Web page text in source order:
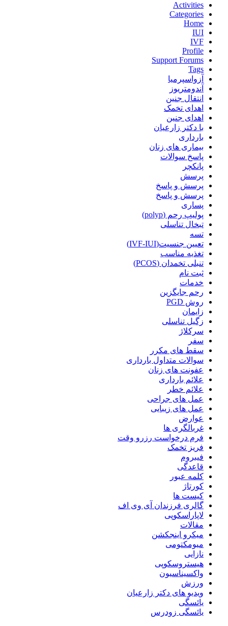
Activities
Categories
Home
IUI
IVF
Profile
Support Forums
Tags
آزواسپرمیا
آندومتریوز
انتقال جنین
اهدای تخمک
اهدای جنین
با دکتر زارعیان
بارداری
بیماری های زنان
پاسخ سوالات
پانکچر
پرسش
پرسش و پاسخ
پرسش و پاسخ
پساری
پولیپ رحم (polyp)
تبخال تناسلی
تسه
تعیین جنسیت(IVF-IUI)
تغذیه مناسب
تنبلی تخمدان (PCOS)
ثبت نام
خدمات
رحم جایگزین
روش PGD
زایمان
زگیل تناسلی
سرکلاژ
سفر
سقط های مکرر
سوالات متداول بارداری
عفونت های زنان
علائم بارداری
علائم خطر
عمل های جراحی
عمل های زیبایی
عوارض
غربالگری ها
فرم درخواست رزرو وقت
فریز تخمک
فیبروم
قاعدگی
کلمه عبور
کورتاژ
کیست ها
گالری فرزندان آی وی اف
لاپاراسکوپی
مقالات
میکرو اینجکشن
میومکتومی
نازایی
هیستروسکوپی
واکسیناسیون
ورزش
ویدیو های دکتر زارعیان
یائسگی
یائسگی زودرس